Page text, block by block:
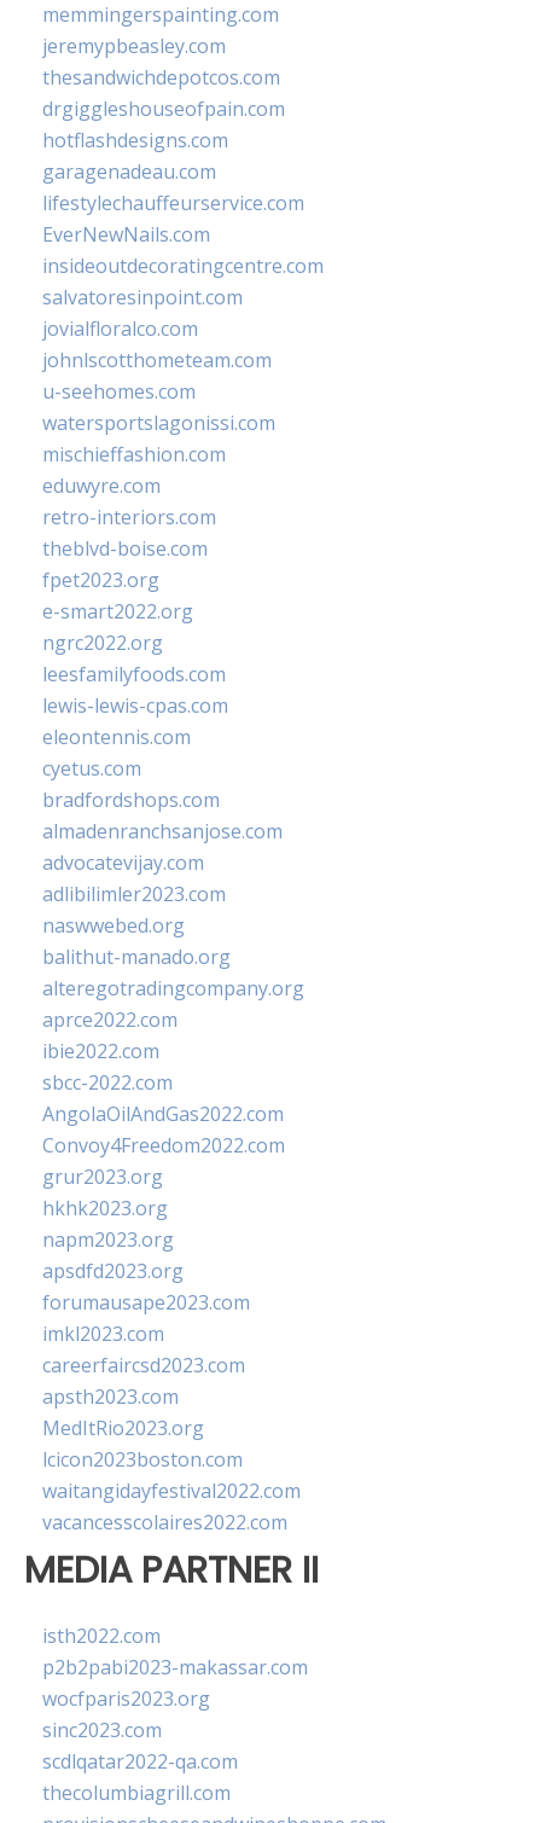
memmingerspainting.com
jeremypbeasley.com
thesandwichdepotcos.com
drgiggleshouseofpain.com
hotflashdesigns.com
garagenadeau.com
lifestylechauffeurservice.com
EverNewNails.com
insideoutdecoratingcentre.com
salvatoresinpoint.com
jovialfloralco.com
johnlscotthometeam.com
u-seehomes.com
watersportslagonissi.com
mischieffashion.com
eduwyre.com
retro-interiors.com
theblvd-boise.com
fpet2023.org
e-smart2022.org
ngrc2022.org
leesfamilyfoods.com
lewis-lewis-cpas.com
eleontennis.com
cyetus.com
bradfordshops.com
almadenranchsanjose.com
advocatevijay.com
adlibilimler2023.com
naswwebed.org
balithut-manado.org
alteregotradingcompany.org
aprce2022.com
ibie2022.com
sbcc-2022.com
AngolaOilAndGas2022.com
Convoy4Freedom2022.com
grur2023.org
hkhk2023.org
napm2023.org
apsdfd2023.org
forumausape2023.com
imkl2023.com
careerfaircsd2023.com
apsth2023.com
MedItRio2023.org
lcicon2023boston.com
waitangidayfestival2022.com
vacancesscolaires2022.com
MEDIA PARTNER II
isth2022.com
p2b2pabi2023-makassar.com
wocfparis2023.org
sinc2023.com
scdlqatar2022-qa.com
thecolumbiagrill.com